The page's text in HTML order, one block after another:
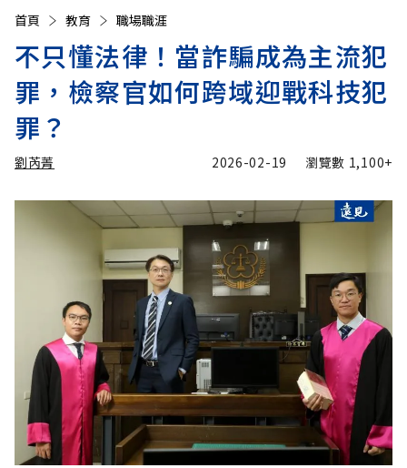
首頁 教育 職場職涯
不只懂法律！當詐騙成為主流犯
罪，檢察官如何跨域迎戰科技犯
罪？
劉芮菁 2026-02-19 瀏覽數 1,100+